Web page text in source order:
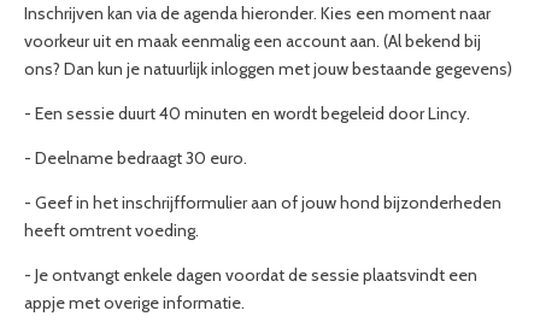
Inschrijven kan via de agenda hieronder. Kies een moment naar
voorkeur uit en maak eenmalig een account aan. (Al bekend bij
ons? Dan kun je natuurlijk inloggen met jouw bestaande gegevens)
- Een sessie duurt 40 minuten en wordt begeleid door Lincy.
- Deelname bedraagt 30 euro.
- Geef in het inschrijfformulier aan of jouw hond bijzonderheden
heeft omtrent voeding.
- Je ontvangt enkele dagen voordat de sessie plaatsvindt een
appje met overige informatie.